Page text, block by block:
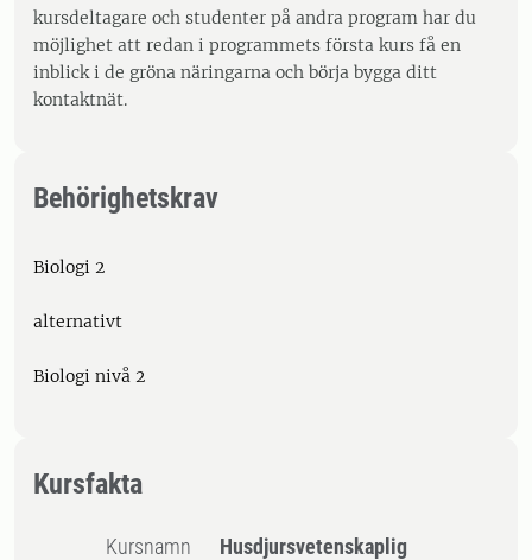
kursdeltagare och studenter på andra program har du
möjlighet att redan i programmets första kurs få en
inblick i de gröna näringarna och börja bygga ditt
kontaktnät.
Behörighetskrav
Biologi 2
alternativt
Biologi nivå 2
Kursfakta
Kursnamn
Husdjursvetenskaplig